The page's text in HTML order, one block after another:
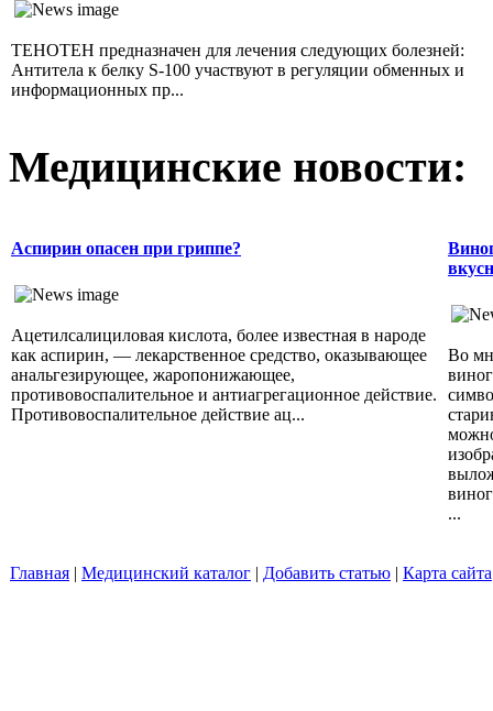
ТЕНОТЕН предназначен для лечения следующих болезней:
Антитела к белку S-100 участвуют в регуляции обменных и
информационных пр...
Медицинские новости:
Аспирин опасен при гриппе?
Ацетилсалициловая кислота, более известная в народе
как аспирин, — лекарственное средство, оказывающее
анальгезирующее, жаропонижающее,
противовоспалительное и антиагрегационное действие.
Противовоспалительное действие ац...
Во
...
Главная | Медицинский каталог | Добавить статью | Карта сайта